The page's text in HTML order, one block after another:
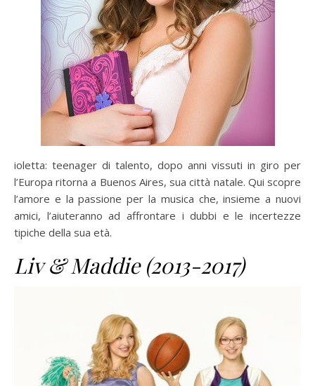
ioletta: teenager di talento, dopo anni vissuti in giro per
l’Europa ritorna a Buenos Aires, sua città natale. Qui scopre
l’amore e la passione per la musica che, insieme a nuovi
amici, l’aiuteranno ad affrontare i dubbi e le incertezze
tipiche della sua età.
Liv & Maddie (2013-2017)